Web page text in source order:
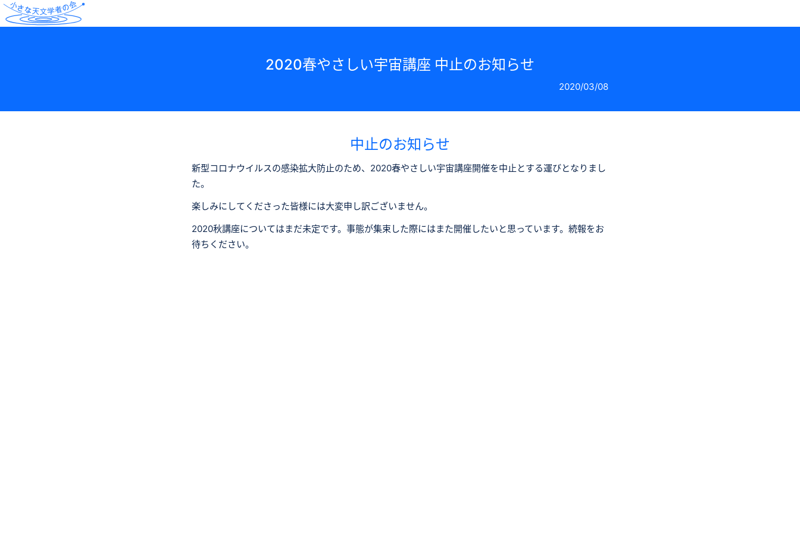
2020春やさしい宇宙講座 中止のお知らせ
2020/03/08
中止のお知らせ
新型コロナウイルスの感染拡大防止のため、2020春やさしい宇宙講座開催を中止とする運びとなりまし
た。
楽しみにしてくださった皆様には大変申し訳ございません。
2020秋講座についてはまだ未定です。事態が集束した際にはまた開催したいと思っています。続報をお
待ちください。